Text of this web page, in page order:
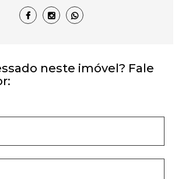
neste imóvel? Fale